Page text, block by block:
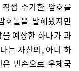
접 수기한 암호를
호들을 말해봤지만
예상한 하나가 과
는 자신의, 아니 하
빈손으로 우체국